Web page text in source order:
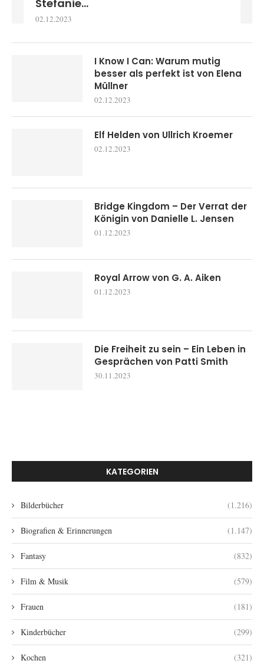
Stefanie...
02.12.2023
I Know I Can: Warum mutig
besser als perfekt ist von Elena
Müllner
02.12.2023
Elf Helden von Ullrich Kroemer
02.12.2023
Bridge Kingdom – Der Verrat der
Königin von Danielle L. Jensen
01.12.2023
Royal Arrow von G. A. Aiken
01.12.2023
Die Freiheit zu sein – Ein Leben in
Gesprächen von Patti Smith
30.11.2023
KATEGORIEN
Bilderbücher (1.216)
Biografien & Erinnerungen (1.147)
Fantasy (832)
Film & Musik (579)
Frauen (181)
Kinderbücher (299)
Kochen (321)